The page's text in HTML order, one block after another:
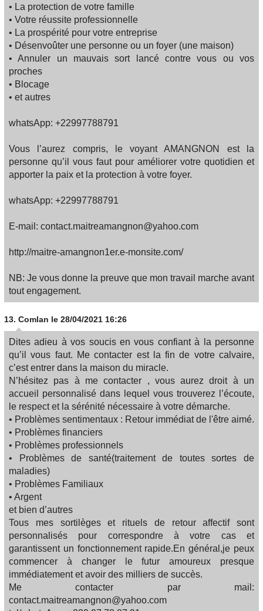
• La protection de votre famille
• Votre réussite professionnelle
• La prospérité pour votre entreprise
• Désenvoûter une personne ou un foyer (une maison)
• Annuler un mauvais sort lancé contre vous ou vos
proches
• Blocage
• et autres
whatsApp: +22997788791
Vous l’aurez compris, le voyant AMANGNON est la
personne qu’il vous faut pour améliorer votre quotidien et
apporter la paix et la protection à votre foyer.
whatsApp: +22997788791
E-mail: contact.maitreamangnon@yahoo.com
http://maitre-amangnon1er.e-monsite.com/
NB: Je vous donne la preuve que mon travail marche avant
tout engagement.
13. Comlan le 28/04/2021 16:26
Dites adieu à vos soucis en vous confiant à la personne
qu’il vous faut. Me contacter est la fin de votre calvaire,
c’est entrer dans la maison du miracle.
N’hésitez pas à me contacter , vous aurez droit à un
accueil personnalisé dans lequel vous trouverez l’écoute,
le respect et la sérénité nécessaire à votre démarche.
• Problèmes sentimentaux : Retour immédiat de l'être aimé.
• Problèmes financiers
• Problèmes professionnels
• Problèmes de santé(traitement de toutes sortes de
maladies)
• Problèmes Familiaux
• Argent
et bien d’autres
Tous mes sortilèges et rituels de retour affectif sont
personnalisés pour correspondre à votre cas et
garantissent un fonctionnement rapide.En général,je peux
commencer à changer le futur amoureux presque
immédiatement et avoir des milliers de succès.
Me contacter par mail:
contact.maitreamangnon@yahoo.com